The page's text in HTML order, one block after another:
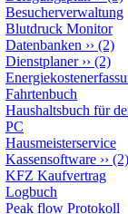
Besucherverwaltung
Blutdruck Monitor
Datenbanken ›› (2)
Dienstplaner›› (2)
Fahrtenbuch
Haushaltsbuch für
PC
Hausmeisterservice
Kassensoftware ›› (2)
KFZ Kaufvertrag
Logbuch
Peak flow Protokoll